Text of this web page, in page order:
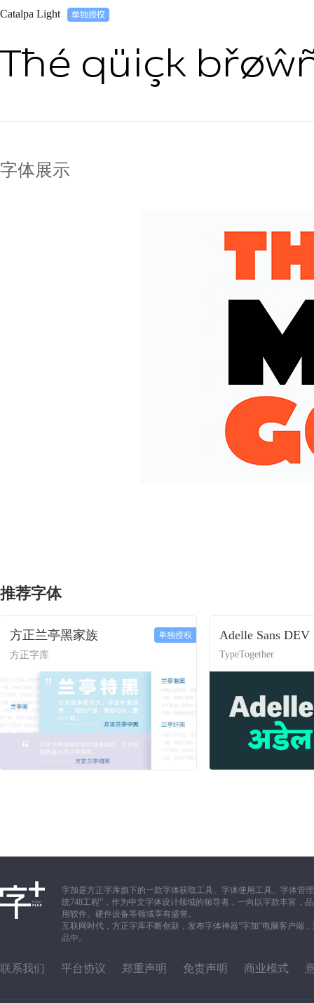
Catalpa Light
Tħé qüiçk
字体展示
推荐字体
方正兰亭黑家族
方正字库
单独授权 Adelle Sans DEV
TypeTogether
字加是方正字库旗下的一款字体获取工具、字体使用工具、字体管
统748工程”，作为中文字体设计领域的领导者，一向以字款丰富，
用软件、硬件设备等领域享有盛誉。
互联网时代，方正字库不断创新，发布字体神器“字加”电脑客户端
品中。
联系我们 平台协议 郑重声明 免责声明 商业模式